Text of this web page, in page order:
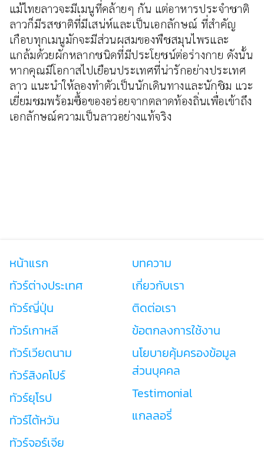
แม้ไทยลาวจะมีเมนูที่คล้ายๆ กัน แต่อาหารประจำชาติ
ลาวก็มีรสชาติที่มีเสน่ห์และเป็นเอกลักษณ์ ที่สำคัญ
เกือบทุกเมนูมักจะมีส่วนผสมของพืชสมุนไพรและ
แกล้มด้วยผักหลากชนิดที่มีประโยชน์ต่อร่างกาย ดังนั้น
หากคุณมีโอกาสไปเยือนประเทศที่น่ารักอย่างประเทศ
ลาว แนะนำให้ลองทำตัวเป็นนักเดินทางและนักชิม แวะ
เยี่ยมชมพร้อมซื้อของอร่อยจากตลาดท้องถิ่นเพื่อเข้าถึง
เอกลักษณ์ความเป็นลาวอย่างแท้จริง
หน้าแรก
ทัวร์ต่างประเทศ
ทัวร์ญี่ปุ่น
ทัวร์เกาหลี
ทัวร์เวียดนาม
ทัวร์สิงคโปร์
ทัวร์ยุโรป
ทัวร์ไต้หวัน
ทัวร์จอร์เจีย
บทความ
เกี่ยวกับเรา
ติดต่อเรา
ข้อตกลงการใช้งาน
นโยบายคุ้มครองข้อมูล
ส่วนบุคคล
Testimonial
แกลลอรี่